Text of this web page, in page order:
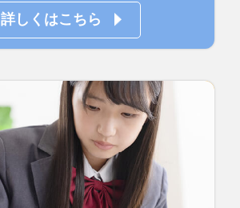
詳しくはこちら